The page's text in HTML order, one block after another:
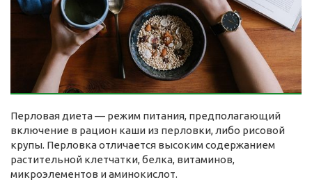
Перловая диета — режим питания, предполагающий
включение в рацион каши из перловки, либо рисовой
крупы. Перловка отличается высоким содержанием
растительной клетчатки, белка, витаминов,
микроэлементов и аминокислот.